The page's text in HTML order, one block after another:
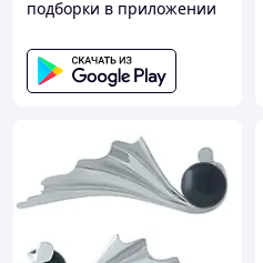
подборки в приложении